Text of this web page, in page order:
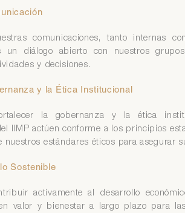
comunicaciones, tanto internas
un diálogo abierto con nuestros
y decisiones.
y la Ética Institucional
la gobernanza y la ética
IIMP actúen conforme a los principios
estándares éticos para asegurar
Sostenible
activamente al desarrollo
valor y bienestar a largo plazo para